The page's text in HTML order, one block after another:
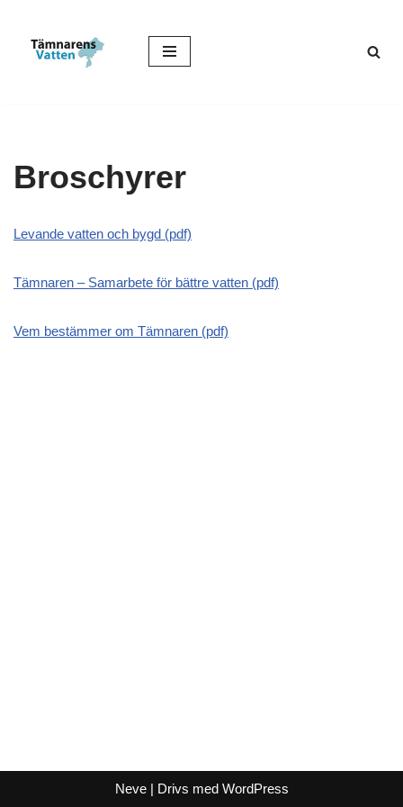
Hoppa
Broschyrer
Levande vatten och bygd (pdf)
Tämnaren – Samarbete för bättre vatten (pdf)
Vem bestämmer om Tämnaren (pdf)
Neve| Drivs med WordPress